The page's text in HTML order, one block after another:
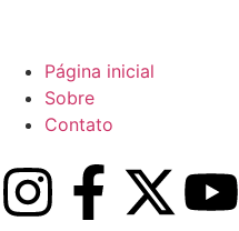
Página inicial
Sobre
Contato